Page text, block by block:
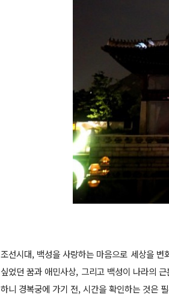
조선시대, 백성을 사랑하는 마음으로 세상을
싶었던 꿈과 애민사상, 그리고 백성이 나라의
하니 경복궁에 가기 전, 시간을 확인하는 것은